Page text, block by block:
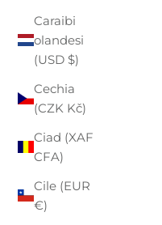
Caraibi
olandesi
(USD $)
Cechia
(CZK Kč)
Ciad (XAF
CFA)
Cile (EUR
€)